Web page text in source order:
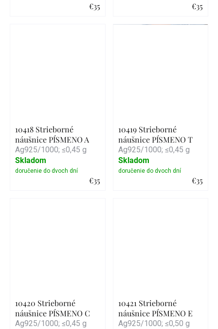
€35 €35
Detail
10418 Strieborné
náušnice PÍSMENO A
Ag925/1000; ≤0,45 g
€35
Skladom
10419 Strieborné
náušnice PÍSMENO T
Ag925/1000; ≤0,45 g
€35
Skladom
10420 Strieborné
náušnice PÍSMENO C
Ag925/1000; ≤0,45 g
10421 Strieborné
náušnice PÍSMENO E
Ag925/1000; ≤0,50 g